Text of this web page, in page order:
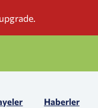
Haberler